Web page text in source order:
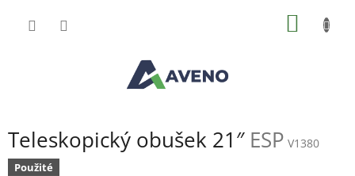
Teleskopický obušek 21″ ESP V1380
Použité